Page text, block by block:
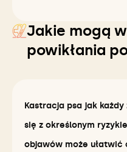
Jakie mogą
powikłania
Kastracja psa jak
się z określonym
objawów może ułatwić